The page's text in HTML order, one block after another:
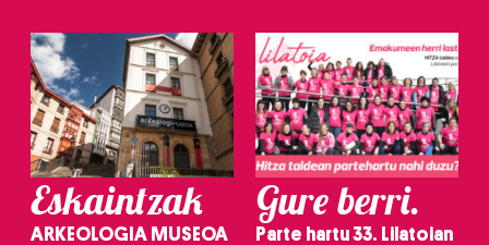
irakurri
Eskaintzak
ARKEOLOGIA MUSEOA
Gure berri.
Parte hartu 33. Lilatoian